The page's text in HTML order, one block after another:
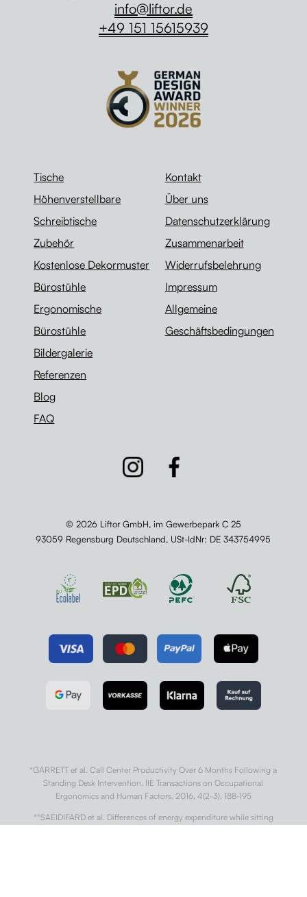
Tische
Höhenverstellbare
Schreibtische
Zubehör
Kostenlose Dekormuster
Bürostühle
Ergonomische
Bürostühle
Bildergalerie
Referenzen
Blog
FAQ
Kontakt
Über uns
Datenschutzerklärung
Zusammenarbeit
Widerrufsbelehrung
Impressum
Allgemeine
Geschäftsbedingungen
info@liftor.de
+49 151 15615939
© 2026 Liftor GmbH, im Gewerbepark C 25
93059 Regensburg Deutschland, USt-IdNr: DE 343754995
*GARRETT et al. Call Center Productivity Over 6 Months Following a
Standing Desk Intervention. IIE Transactions on Occupational
Ergonomics and Human Factors. 2016, 4(2-3), 188-195
**SAEIDIFARD et al. Differences of energy expenditure while sitting